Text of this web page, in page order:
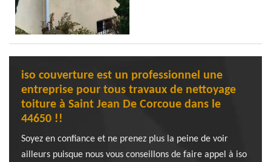
iso couverture est un professionnel une
entreprise pour tous travaux de nettoyage
toiture à Saint Jean De Corcoue dans le
44650 !!
Soyez en confiance et ne prenez plus la peine de voir
ailleurs puisque nous vous conseillons de faire appel à iso